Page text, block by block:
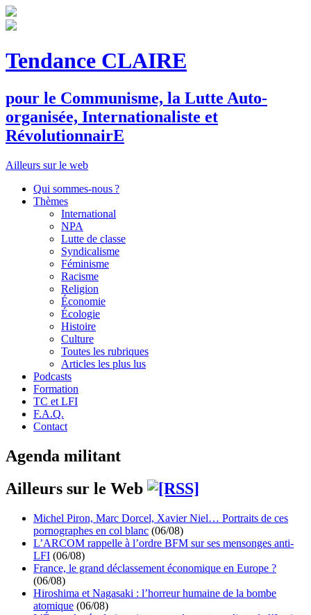
Tendance CLAIRE
pour le Communisme, la Lutte Auto-
organisée, Internationaliste et
RévolutionnairE
Ailleurs sur le web
Qui sommes-nous ?
Thèmes
International
NPA
Lutte de classe
Syndicalisme
Féminisme
Racisme
Religion
Économie
Écologie
Histoire
Culture
Toutes les rubriques
Articles les plus lus
Podcasts
Formation
TC et LFI
F.A.Q.
Contact
Agenda militant
Ailleurs sur le Web
Michel Piron, Marc Dorcel, Xavier Niel… Portraits de ces
pornographes en col blanc (06/08)
L’ARCOM rappelle à l’ordre BFM sur ses mensonges anti-
LFI (06/08)
France, le grand déclassement économique en Europe ?
(06/08)
Hiroshima et Nagasaki : l’horreur humaine de la bombe
atomique (06/08)